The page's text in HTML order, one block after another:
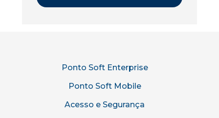
Ponto Soft Enterprise
Ponto Soft Mobile
Acesso e Segurança